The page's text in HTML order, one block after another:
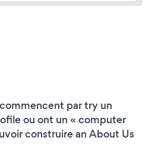
par try un
ou ont un « computer
construire an About Us